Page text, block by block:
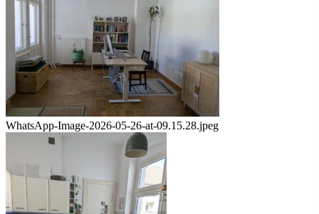
WhatsApp-Image-2026-05-26-at-09.15.28.jpeg